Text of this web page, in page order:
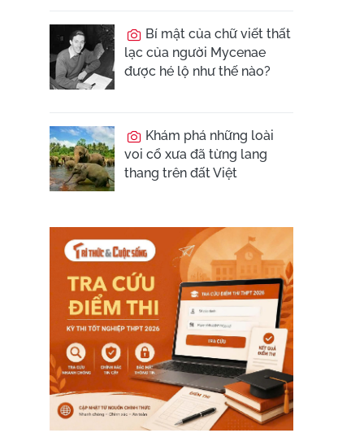
Bí mật của chữ viết thất
lạc của người Mycenae
được hé lộ như thế nào?
Khám phá những loài
voi cổ xưa đã từng lang
thang trên đất Việt